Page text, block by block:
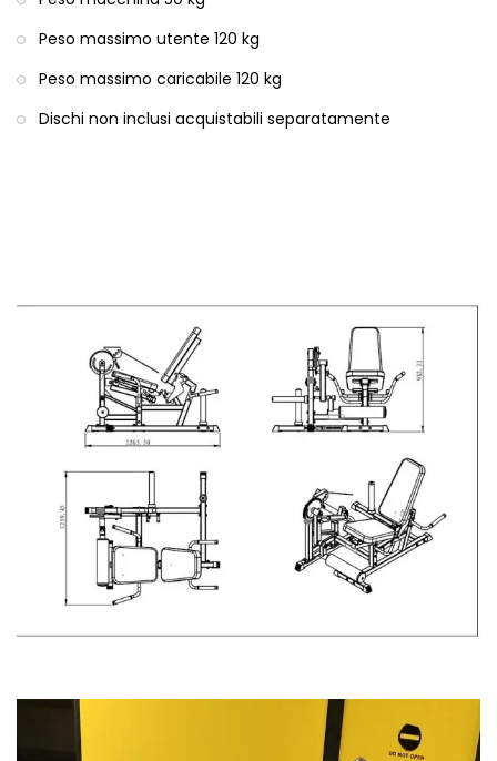
Peso massimo utente 120 kg
Peso massimo caricabile 120 kg
Dischi non inclusi acquistabili separatamente